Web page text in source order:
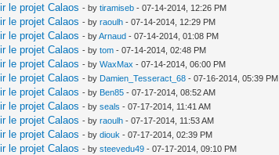
le projet Calaos - bytiramiseb - 07-14-2014, 12:26 PM
le projet Calaos - byraoulh - 07-14-2014, 12:29 PM
le projet Calaos - byArnaud - 07-14-2014, 01:08 PM
le projet Calaos - bytom - 07-14-2014, 02:48 PM
le projet Calaos - byWaxMax - 07-14-2014, 06:00 PM
le projet Calaos - by Damien_Tesseract_68 - 07-16-2014, 05:39 PM
le projet Calaos - by Ben85 - 07-17-2014, 08:52 AM
le projet Calaos - byseals - 07-17-2014, 11:41 AM
le projet Calaos - byraoulh - 07-17-2014, 11:53 AM
le projet Calaos - bydiouk - 07-17-2014, 02:39 PM
le projet Calaos - bysteevedu49 - 07-17-2014, 09:10 PM